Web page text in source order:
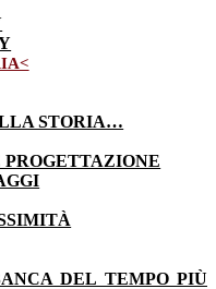
STORIA…
DEL TEMPO PIÙ